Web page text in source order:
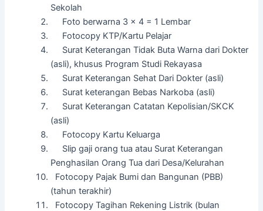
Sekolah
Foto berwarna 3 x 4 = 1 Lembar
Fotocopy KTP/Kartu Pelajar
Surat Keterangan Tidak Buta Warna dari Dokter
(asli), khusus Program Studi Rekayasa
Surat Keterangan Sehat Dari Dokter (asli)
Surat keterangan Bebas Narkoba (asli)
Surat Keterangan Catatan Kepolisian/SKCK
(asli)
Fotocopy Kartu Keluarga
Slip gaji orang tua atau Surat Keterangan
Penghasilan Orang Tua dari Desa/Kelurahan
Fotocopy Pajak Bumi dan Bangunan (PBB)
(tahun terakhir)
Fotocopy Tagihan Rekening Listrik (bulan